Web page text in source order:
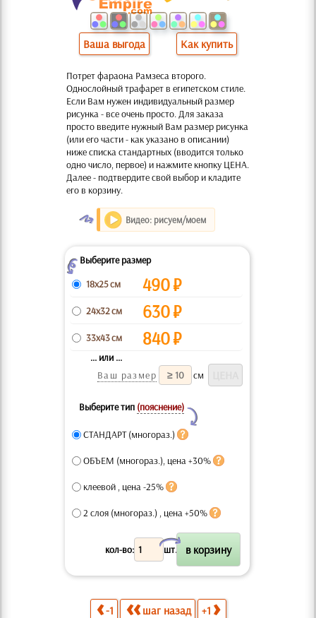
Ваша выгода Как купить
Потрет фараона Рамзеса второго.
Однослойный трафарет в египетском стиле.
Если Вам нужен индивидуальный размер
рисунка - все очень просто. Для заказа
просто введите нужный Вам размер рисунка
(или его части - как указано в описании)
ниже списка стандартных (вводится только
одно число, первое) и нажмите кнопку ЦЕНА.
Далее - подтвердите свой выбор и кладите
его в корзину.
O Видео: рисуем/моем
ZВыберите размер
18x25 см
490₽
24x32 см 630₽
33x43 см 840₽
... или ...
Ваш размер
см
Выберите тип (пояснение)
Y
СТАНДАРТ (многораз.)
ОБЪЕМ (многораз.), цена +30%
клеевой , цена -25%
2 слоя (многораз.) , цена +50%
кол-во: шт.
X
-1 шаг назад +1